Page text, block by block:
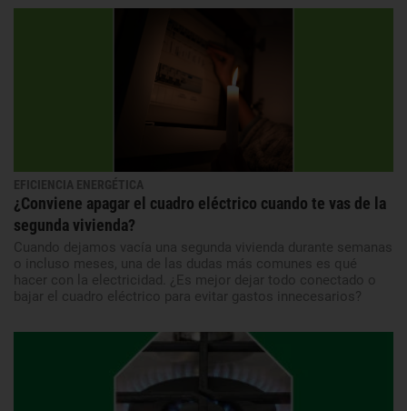
EFICIENCIA ENERGÉTICA
¿Conviene apagar el cuadro eléctrico cuando te vas de la
segunda vivienda?
Cuando dejamos vacía una segunda vivienda durante semanas
o incluso meses, una de las dudas más comunes es qué
hacer con la electricidad. ¿Es mejor dejar todo conectado o
bajar el cuadro eléctrico para evitar gastos innecesarios?